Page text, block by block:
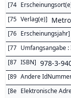
[74
[75 Verlag(e)]
[76 Erscheinungsjahr]
[77 Umfangsangabe
[87 ISBN] 978-3-
[89 Andere
[8e Elektronische